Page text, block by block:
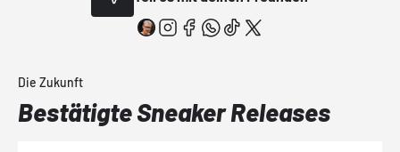
Die Zukunft
Bestätigte Sneaker Releases